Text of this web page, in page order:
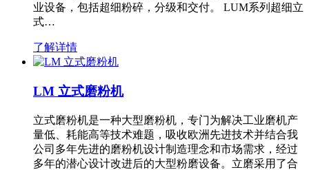
业设备，包括超细粉碎，分级和交付。 LUM系列超细立
式…
了解详情
LM 立式磨粉机
立式磨粉机是一种大型磨粉机，专门为解决工业磨机产
量低、耗能高等技术难题，吸收欧洲先进技术并结合我
公司多年先进的磨粉机设计制造理念和市场需求，经过
多年的潜心设计改进后的大型粉磨设备。立磨采用了合